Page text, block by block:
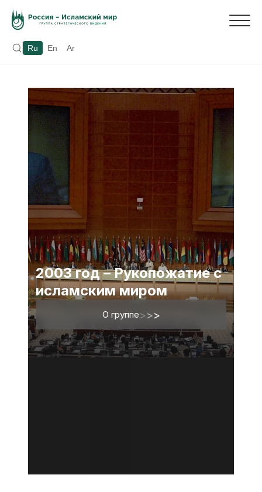
Ru En Ar
2003 год – Рукопожатие с
исламским миром
О группе>>>